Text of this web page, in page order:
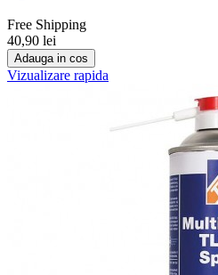
Free Shipping
40,90 lei
Adauga in cos
Vizualizare rapida